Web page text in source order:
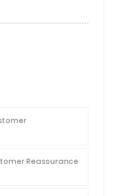
Reassurance